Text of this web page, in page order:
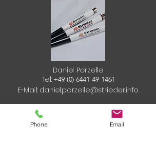
Daniel Porzelle
Tel: +49 (0) 6441-49-1461
E-Mail: daniel.porzelle@strieder.info
Phone Email